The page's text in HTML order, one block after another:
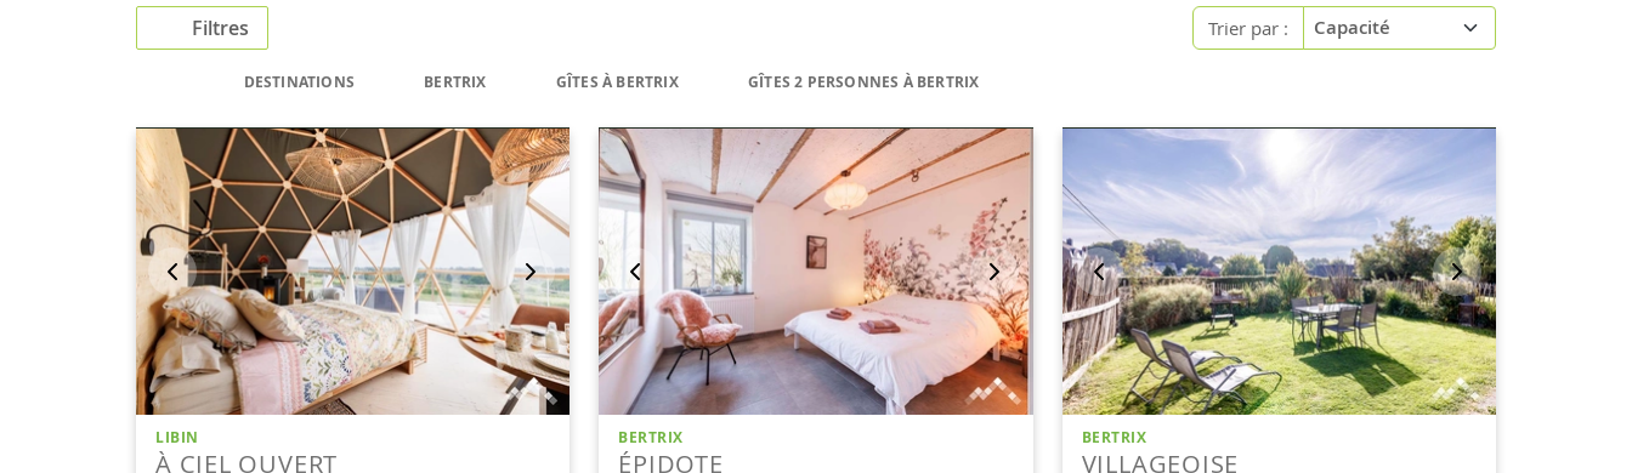
Filtres Trier par :
DESTINATIONS BERTRIX GÎTES À BERTRIX GÎTES 2 PERSONNES À BERTRIX